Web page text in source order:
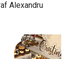
Alexandru